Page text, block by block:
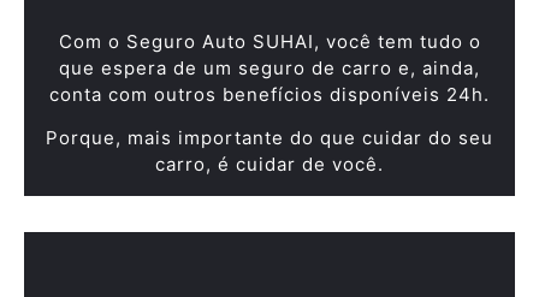
Com o Seguro Auto SUHAI, você tem tudo o
que espera de um seguro de carro e, ainda,
conta com outros benefícios disponíveis 24h.
Porque, mais importante do que cuidar do seu
carro, é cuidar de você.